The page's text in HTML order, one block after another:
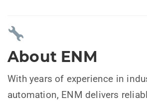
About ENM
With years of experience in
automation, ENM delivers